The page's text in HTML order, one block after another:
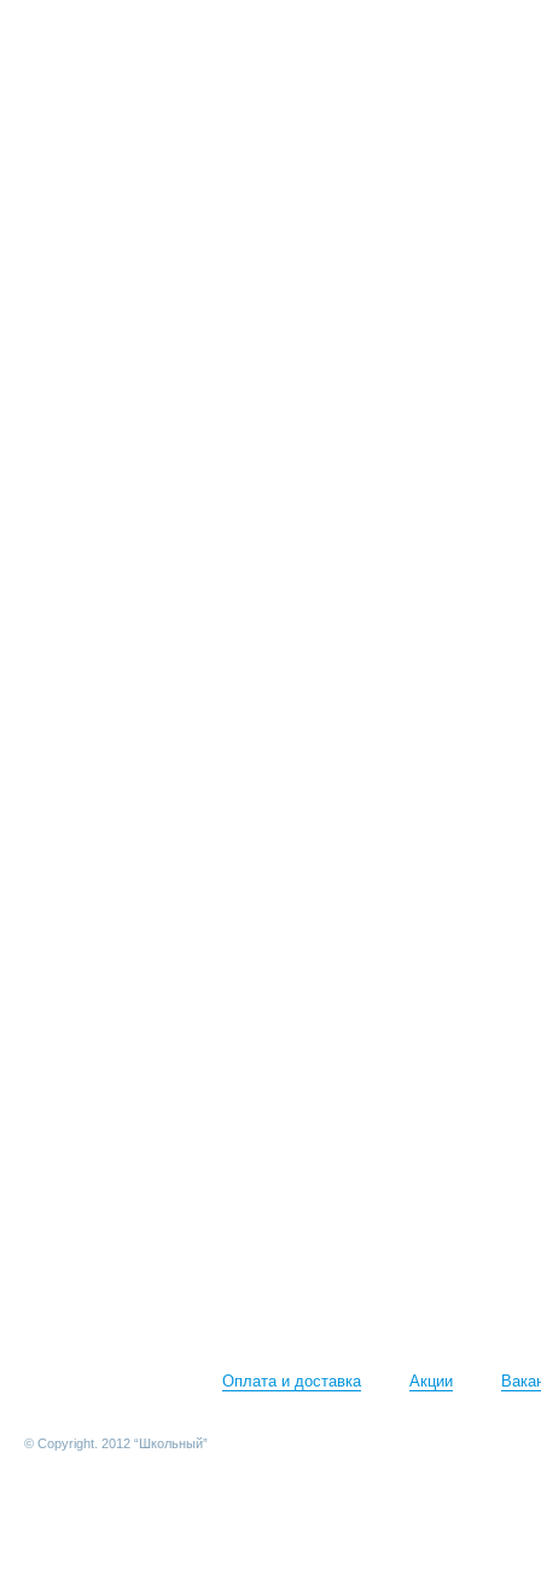
Оплата и доставка Акции
© Copyright. 2012 “Школьный”